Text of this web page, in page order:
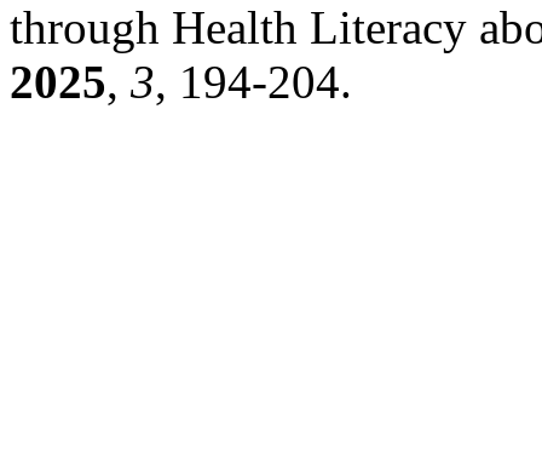
through Health Literacy
2025, 3, 194-204.